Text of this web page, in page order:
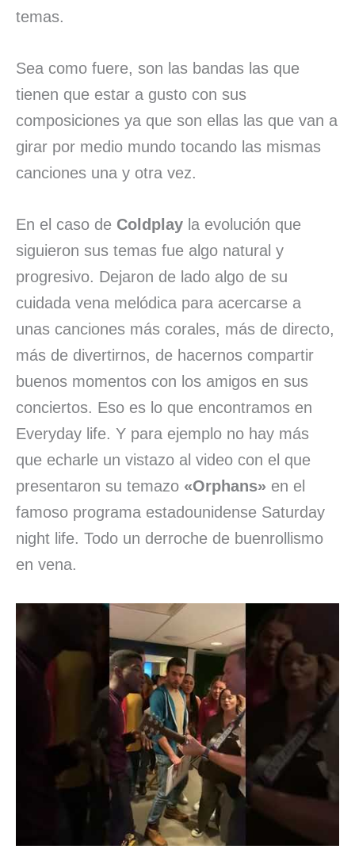
temas.
Sea como fuere, son las bandas las que
tienen que estar a gusto con sus
composiciones ya que son ellas las que van a
girar por medio mundo tocando las mismas
canciones una y otra vez.
En el caso de Coldplay la evolución que
siguieron sus temas fue algo natural y
progresivo. Dejaron de lado algo de su
cuidada vena melódica para acercarse a
unas canciones más corales, más de directo,
más de divertirnos, de hacernos compartir
buenos momentos con los amigos en sus
conciertos. Eso es lo que encontramos en
Everyday life. Y para ejemplo no hay más
que echarle un vistazo al video con el que
presentaron su temazo «Orphans» en el
famoso programa estadounidense Saturday
night life. Todo un derroche de buenrollismo
en vena.